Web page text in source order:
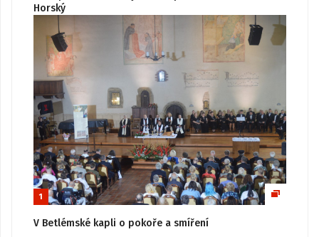
Horský
1
V Betlémské kapli o pokoře a smíření